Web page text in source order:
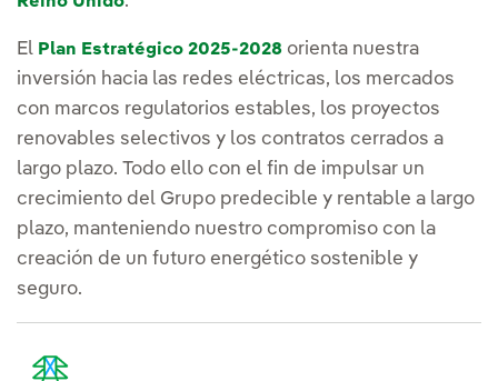
El Plan Estratégico 2025-2028 orienta nuestra
inversión hacia las redes eléctricas, los mercados
con marcos regulatorios estables, los proyectos
renovables selectivos y los contratos cerrados a
largo plazo. Todo ello con el fin de impulsar un
crecimiento del Grupo predecible y rentable a largo
plazo, manteniendo nuestro compromiso con la
creación de un futuro energético sostenible y
seguro.